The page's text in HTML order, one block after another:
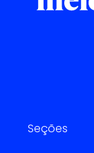
Seções